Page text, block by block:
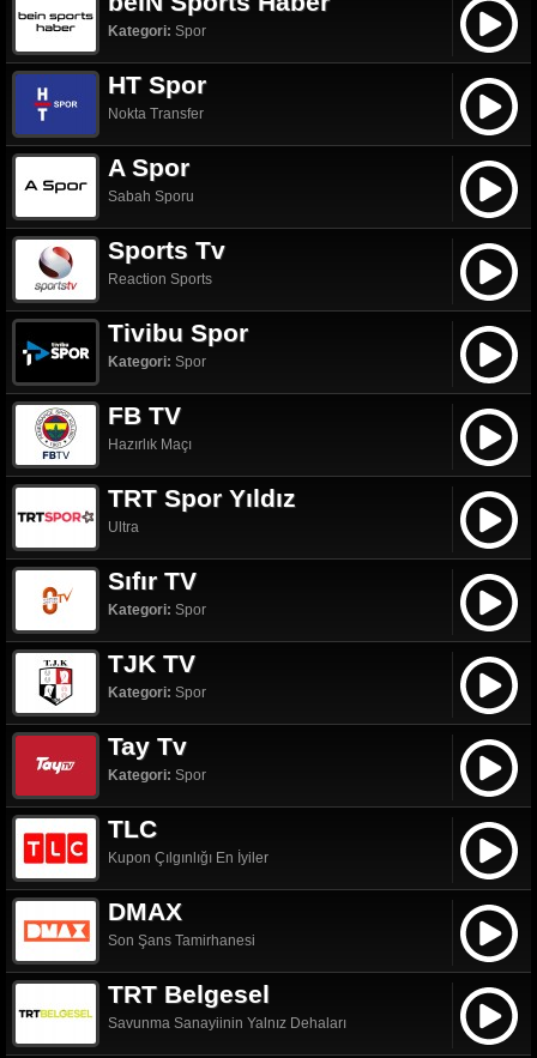
Kategori: Spor
HT Spor
Nokta Transfer
A Spor
Sabah Sporu
Sports Tv
Reaction Sports
Tivibu Spor
Kategori: Spor
FB TV
Hazırlık Maçı
TRT Spor Yıldız
Ultra
Sıfır TV
Kategori: Spor
TJK TV
Kategori: Spor
Tay Tv
Kategori: Spor
TLC
Kupon Çılgınlığı En İyiler
DMAX
Son Şans Tamirhanesi
TRT Belgesel
Savunma Sanayiinin Yalnız Dehaları